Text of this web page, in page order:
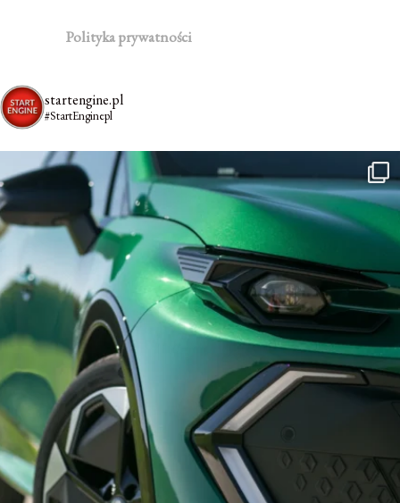
Polityka prywatności
startengine.pl
#StartEnginepl